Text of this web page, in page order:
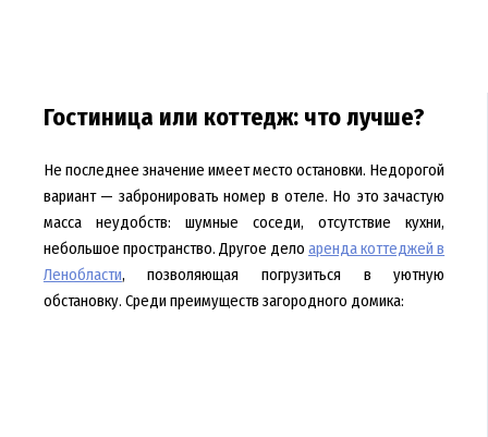
Гостиница или коттедж: что лучше?
Не последнее значение имеет место остановки. Недорогой
вариант — забронировать номер в отеле. Но это зачастую
масса неудобств: шумные соседи, отсутствие кухни,
небольшое пространство. Другое делоаренда коттеджей в
Ленобласти, позволяющая погрузиться в уютную
обстановку. Среди преимуществ загородного домика: